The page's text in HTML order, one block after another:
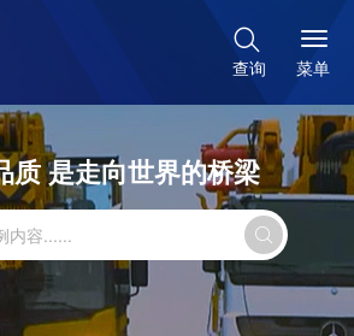

查询 菜单
质 是走向世界的桥梁
